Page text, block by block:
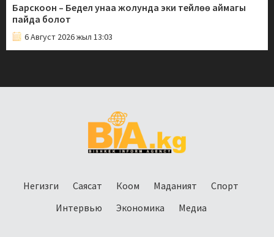
Барскоон – Бедел унаа жолунда эки тейлөө аймагы
пайда болот
6 Август 2026 жыл 13:03
Негизги Саясат Коом Маданият
Спорт
Интервью
Экономика Медиа